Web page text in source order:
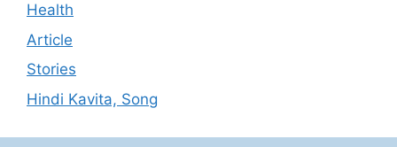
Health
Article
Stories
Hindi Kavita, Song